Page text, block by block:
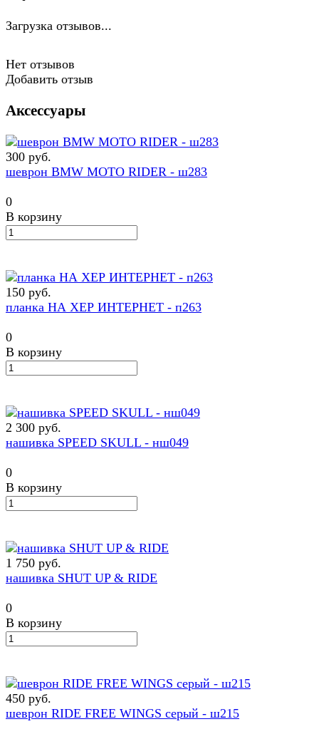
Загрузка отзывов...
Нет отзывов
Добавить отзыв
Аксессуары
300 руб.
шеврон BMW MOTO RIDER - ш283
0
В корзину
150 руб.
планка НА ХЕР ИНТЕРНЕТ - п263
0
В корзину
2 300 руб.
нашивка SPEED SKULL - нш049
0
В корзину
1 750 руб.
нашивка SHUT UP & RIDE
0
В корзину
450 руб.
шеврон RIDE FREE WINGS серый - ш215